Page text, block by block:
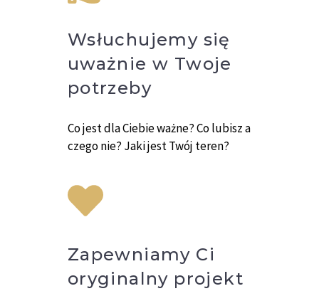
Wsłuchujemy się
uważnie w Twoje
potrzeby
Co jest dla Ciebie ważne? Co lubisz a
czego nie? Jaki jest Twój teren?
Zapewniamy Ci
oryginalny projekt